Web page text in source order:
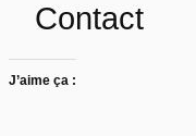
Contact
J’aime ça :